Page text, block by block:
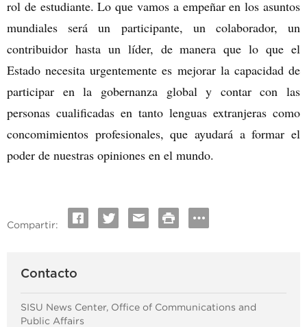
rol de estudiante. Lo que vamos a empeñar en los asuntos
mundiales será un participante, un colaborador, un
contribuidor hasta un líder, de manera que lo que el
Estado necesita urgentemente es mejorar la capacidad de
participar en la gobernanza global y contar con las
personas cualificadas en tanto lenguas extranjeras como
concomimientos profesionales, que ayudará a formar el
poder de nuestras opiniones en el mundo.
Compartir:
Contacto
SISU News Center, Office of Communications and
Public Affairs